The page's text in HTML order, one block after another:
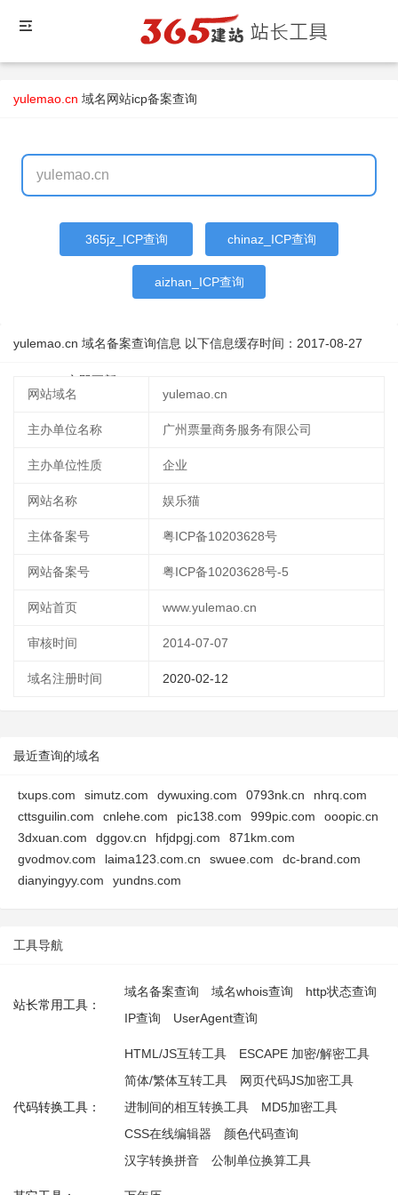
yulemao.cn 域名网站icp备案查询
365jz_ICP查询 chinaz_ICP查询
aizhan_ICP查询
yulemao.cn 域名备案查询信息 以下信息缓存时间： 2017-08-27
立即更新
网站域名
yulemao.cn
主办单位名称 广州票量商务服务有限公司
主办单位性质 企业
网站名称 娱乐猫
主体备案号 粤ICP备10203628号
网站备案号 粤ICP备10203628号-5
网站首页 www.yulemao.cn
审核时间 2014-07-07
域名注册时间 2020-02-12
最近查询的域名
txups.com simutz.com dywuxing.com 0793nk.cn
nhrq.com
cttsguilin.com
cnlehe.com pic138.com 999pic.com
ooopic.cn
3dxuan.com
dggov.cn hfjdpgj.com
871km.com
gvodmov.com
laima123.com.cn swuee.com
dc-brand.com
dianyingyy.com
yundns.com
工具导航
站长常用工具：
域名备案查询 域名whois查询
http状态查询
IP查询
UserAgent查询
代码转换工具：
HTML/JS互转工具
ESCAPE 加密/解密工具
简体/繁体互转工具
网页代码JS加密工具
进制间的相互转换工具
MD5加密工具
CSS在线编辑器
颜色代码查询
汉字转换拼音
公制单位换算工具